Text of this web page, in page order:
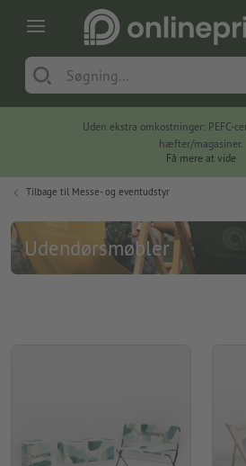
Uden ekstra omkostninger: PEFC-
hæfter/magasiner.
Få mere at vide
Tilbage til Messe- og eventudstyr
Udendørsmøbler